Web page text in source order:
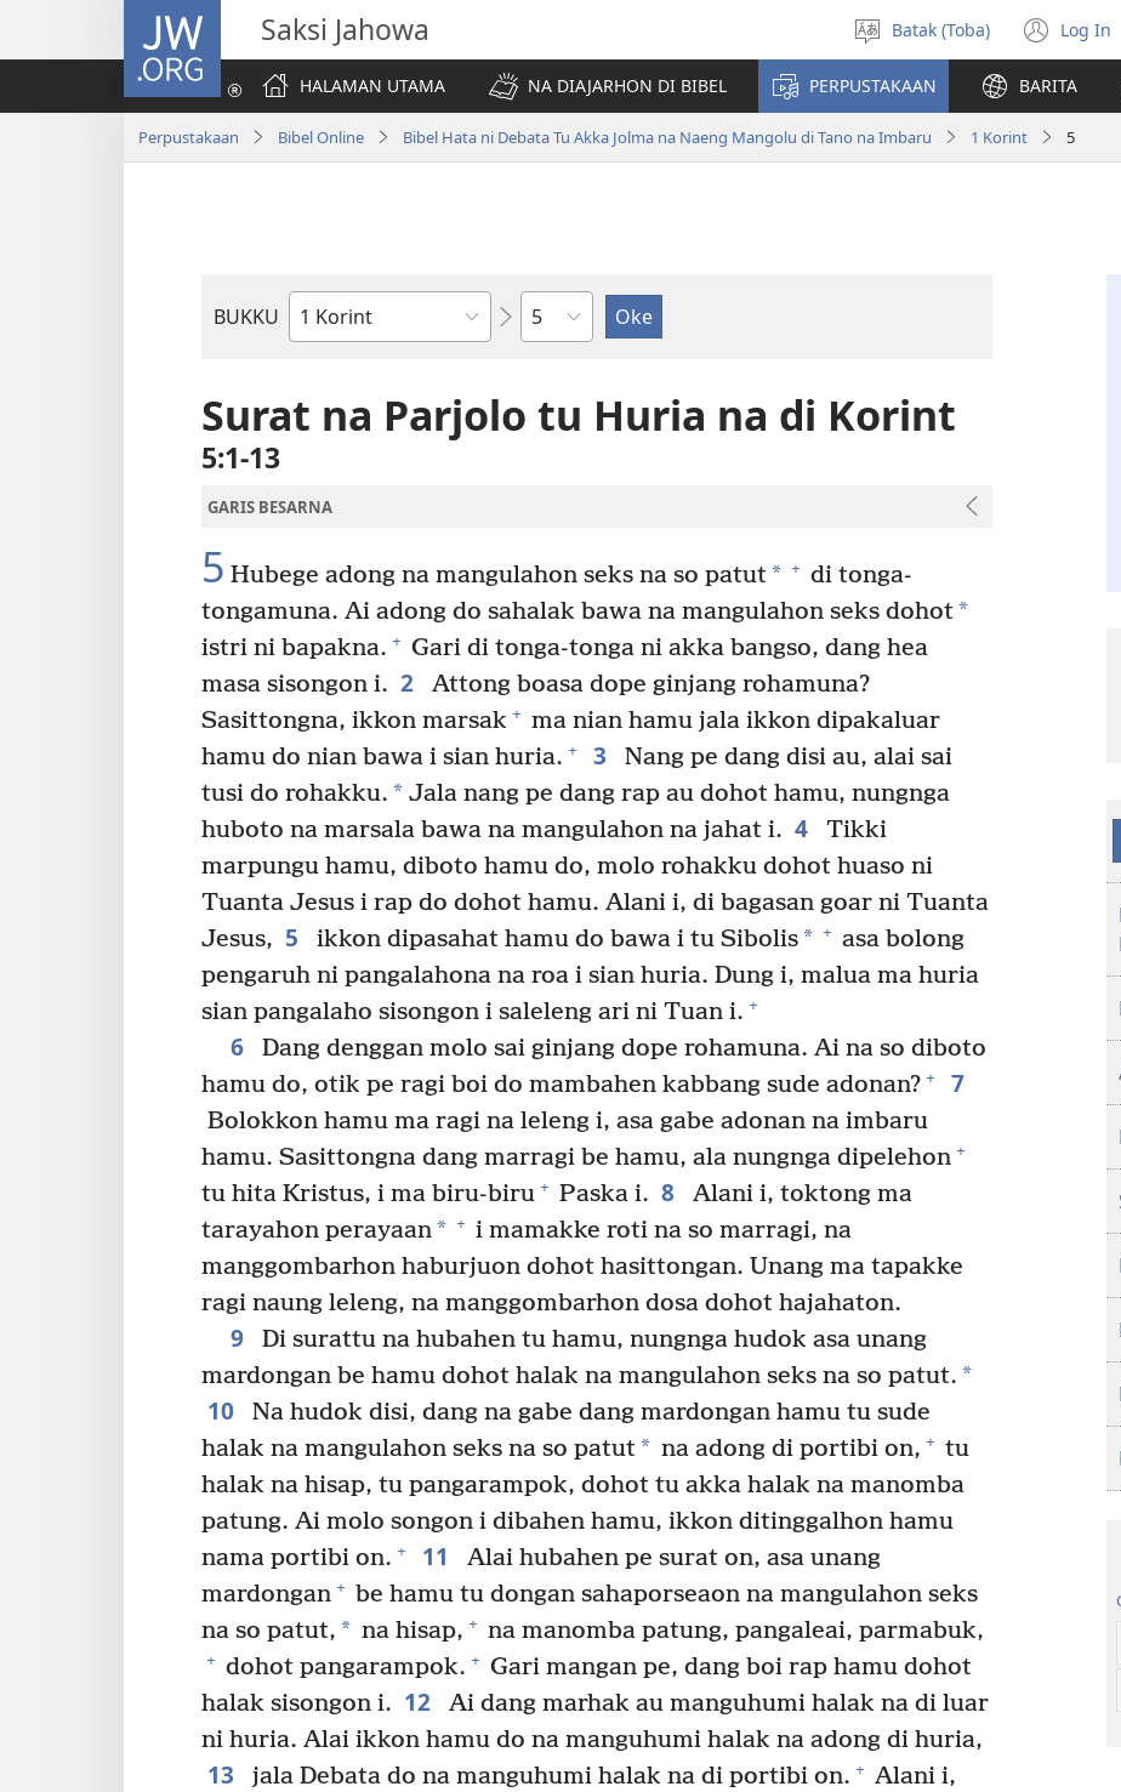
JW.ORG Saksi Jahowa
Pillit
Hata
Batak (Toba) Log In
(opens
new
HALAMAN UTAMA
NA DIAJARHON DI BIBEL PERPUSTAKAAN BARITA
Perpustakaan Bibel Online Bibel Hata ni Debata Tu Akka Jolma na Naeng Mangolu di Tano na Imbaru 1 Korint 5
BUKKU
Bukku
Bindu
Surat na Parjolo tu Huria na di Korint
5:1-13
GARIS BESARNA
5 Hubege adong na mangulahon seks na so patut* + di tonga-
tongamuna. Ai adong do sahalak bawa na mangulahon seks dohot*
istri ni bapakna. + Gari di tonga-tonga ni akka bangso, dang hea
masa sisongon i. 2
Attong boasa dope ginjang rohamuna?
Sasittongna, ikkon marsak + ma nian hamu jala ikkon dipakaluar
hamu do nian bawa i sian huria. + 3
Nang pe dang disi au, alai sai
tusi do rohakku. * Jala nang pe dang rap au dohot hamu, nungnga
huboto na marsala bawa na mangulahon na jahat i. 4
Tikki
marpungu hamu, diboto hamu do, molo rohakku dohot huaso ni
Tuanta Jesus i rap do dohot hamu. Alani i, di bagasan goar ni Tuanta
Jesus, 5 ikkon dipasahat hamu do bawa i tu Sibolis* + asa bolong
pengaruh ni pangalahona na roa i sian huria. Dung i, malua ma huria
sian pangalaho sisongon i saleleng ari ni Tuan i. +
6
Dang denggan molo sai ginjang dope rohamuna. Ai na so diboto
hamu do, otik pe ragi boi do mambahen kabbang sude adonan? + 7
Bolokkon hamu ma ragi na leleng i, asa gabe adonan na imbaru
hamu. Sasittongna dang marragi be hamu, ala nungnga dipelehon +
tu hita Kristus, i ma biru-biru + Paska i. 8
Alani i, toktong ma
tarayahon perayaan* + i mamakke roti na so marragi, na
manggombarhon haburjuon dohot hasittongan. Unang ma tapakke
ragi naung leleng, na manggombarhon dosa dohot hajahaton.
9
Di surattu na hubahen tu hamu, nungnga hudok asa unang
mardongan be hamu dohot halak na mangulahon seks na so patut. *
10
Na hudok disi, dang na gabe dang mardongan hamu tu sude
halak na mangulahon seks na so patut* na adong di portibi on, + tu
halak na hisap, tu pangarampok, dohot tu akka halak na manomba
patung. Ai molo songon i dibahen hamu, ikkon ditinggalhon hamu
nama portibi on. + 11
Alai hubahen pe surat on, asa unang
mardongan + be hamu tu dongan sahaporseaon na mangulahon seks
na so patut, * na hisap, + na manomba patung, pangaleai, parmabuk,
+ dohot pangarampok. + Gari mangan pe, dang boi rap hamu dohot
halak sisongon i. 12
Ai dang marhak au manguhumi halak na di luar
ni huria. Alai ikkon hamu do na manguhumi halak na adong di huria,
13 jala Debata do na manguhumi halak na di portibi on. + Alani i,